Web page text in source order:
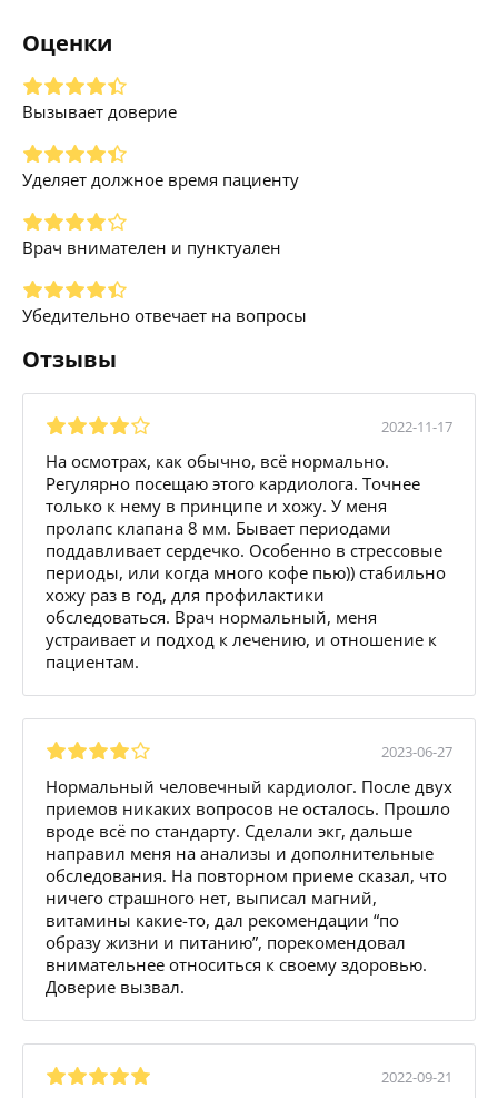
Оценки
Вызывает доверие
Уделяет должное время пациенту
Врач внимателен и пунктуален
Убедительно отвечает на вопросы
Отзывы
2022-11-17
На осмотрах, как обычно, всё нормально.
Регулярно посещаю этого кардиолога. Точнее
только к нему в принципе и хожу. У меня
пролапс клапана 8 мм. Бывает периодами
поддавливает сердечко. Особенно в стрессовые
периоды, или когда много кофе пью)) стабильно
хожу раз в год, для профилактики
обследоваться. Врач нормальный, меня
устраивает и подход к лечению, и отношение к
пациентам.
2023-06-27
Нормальный человечный кардиолог. После двух
приемов никаких вопросов не осталось. Прошло
вроде всё по стандарту. Сделали экг, дальше
направил меня на анализы и дополнительные
обследования. На повторном приеме сказал, что
ничего страшного нет, выписал магний,
витамины какие-то, дал рекомендации “по
образу жизни и питанию”, порекомендовал
внимательнее относиться к своему здоровью.
Доверие вызвал.
2022-09-21